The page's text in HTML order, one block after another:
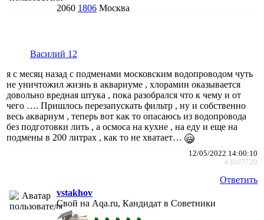
2060 1806 Москва
Василий 12
я с месяц назад с подменами московским водопроводом чуть
не уничтожил жизнь в аквариуме , хлорамин оказывается
довольно вредная штука , пока разобрался что к чему и от
чего …. Пришлось перезапускать фильтр , ну и собственно
весь аквариум , теперь вот как то опасаюсь из водопровода
без подготовки лить , а осмоса на кухне , на еду и еще на
подмены в 200 литрах , как то не хватает…
12/05/2022 14:00:10
#3007720
Ответить
vstakhov
Свой на Aqa.ru, Кандидат в Советники